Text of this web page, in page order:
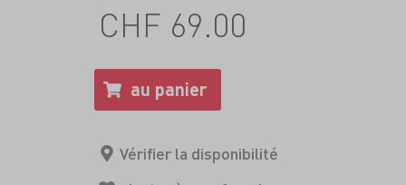
CHF 69.00